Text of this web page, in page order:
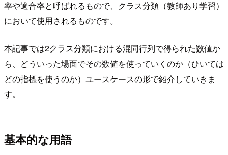
率や適合率と呼ばれるもので、クラス分類（教師あり学習）
において使用されるものです。
本記事では2クラス分類における混同行列で得られた数値か
ら、どういった場面でその数値を使っていくのか（ひいては
どの指標を使うのか）ユースケースの形で紹介していきま
す。
基本的な用語